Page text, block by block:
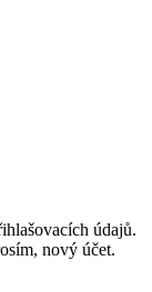
údajů.
nový účet.